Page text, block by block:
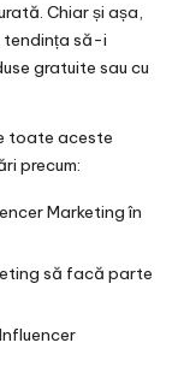
Chiar și așa,
tendința să-i
gratuite sau cu
toate aceste
precum:
Marketing în
să facă parte